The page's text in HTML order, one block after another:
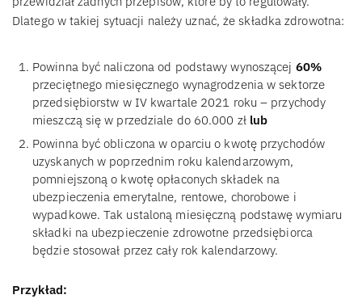
Dlatego w takiej sytuacji należy uznać, że składka zdrowotna:
Powinna być naliczona od podstawy wynoszącej 60%
przeciętnego miesięcznego wynagrodzenia w sektorze
przedsiębiorstw w IV kwartale 2021 roku – przychody
mieszczą się w przedziale do 60.000 zł lub
Powinna być obliczona w oparciu o kwotę przychodów
uzyskanych w poprzednim roku kalendarzowym,
pomniejszoną o kwotę opłaconych składek na
ubezpieczenia emerytalne, rentowe, chorobowe i
wypadkowe. Tak ustaloną miesięczną podstawę wymiaru
składki na ubezpieczenie zdrowotne przedsiębiorca
będzie stosował przez cały rok kalendarzowy.
Przykład: